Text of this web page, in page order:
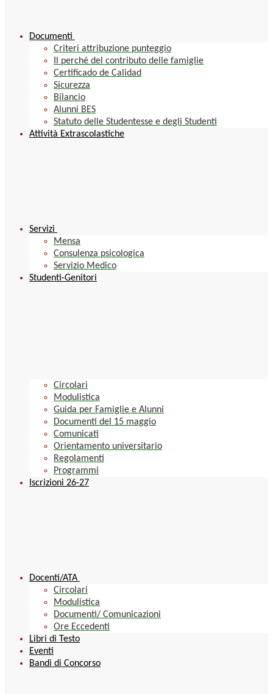
Documenti
Criteri attribuzione punteggio
Il perché del contributo delle famiglie
Certificado de Calidad
Sicurezza
Bilancio
Alunni BES
Statuto delle Studentesse e degli Studenti
Attività Extrascolastiche
Servizi
Mensa
Consulenza psicologica
Servizio Medico
Studenti-Genitori
Circolari
Modulistica
Guida per Famiglie e Alunni
Documenti del 15 maggio
Comunicati
Orientamento universitario
Regolamenti
Programmi
Iscrizioni 26-27
Docenti/ATA
Circolari
Modulistica
Documenti/ Comunicazioni
Ore Eccedenti
Libri di Testo
Eventi
Bandi di Concorso